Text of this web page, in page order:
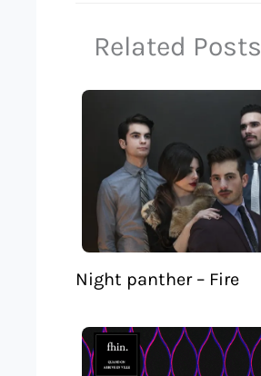
Related Posts
Night panther – Fire